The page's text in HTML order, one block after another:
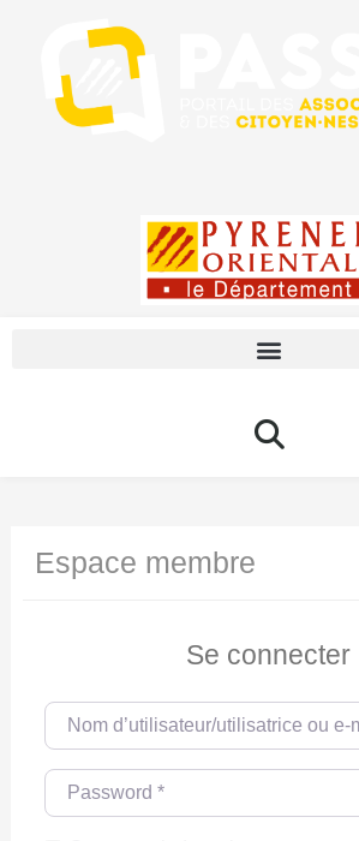
Espace membre
Se connecter
Nom d’utilisateur/utilisatrice ou e-mail
Password